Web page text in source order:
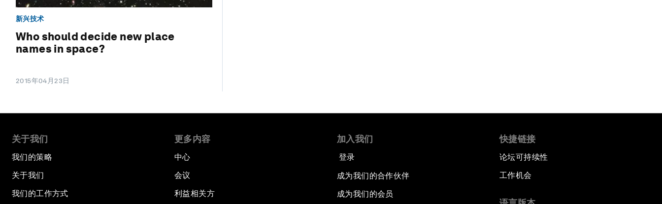
新兴技术
Who should decide new place
names in space?
2015年04月23日
关于我们
我们的策略
关于我们
我们的工作方式
更多内容
中心
会议
利益相关方
加入我们
登录
成为我们的合作伙伴
成为我们的会员
快捷链接
论坛可持续性
工作机会